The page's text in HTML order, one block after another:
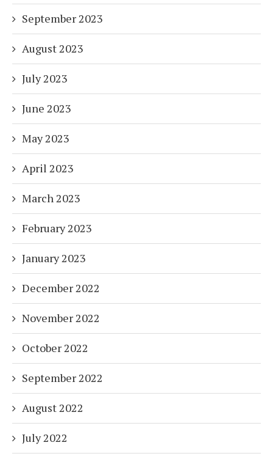
September 2023
August 2023
July 2023
June 2023
May 2023
April 2023
March 2023
February 2023
January 2023
December 2022
November 2022
October 2022
September 2022
August 2022
July 2022